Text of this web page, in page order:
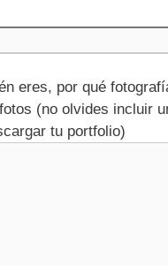
eres, por qué
(no olvides incluir
tu portfolio)